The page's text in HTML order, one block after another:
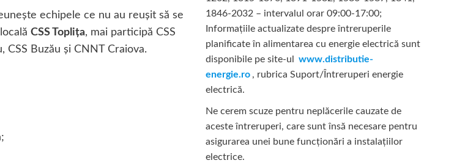
echipele ce nu au reuşit să se
CSS Topliţa, mai participă CSS
CSS Buzău şi CNNT Craiova.
1846-2032 – intervalul orar 09:00-17:00;
Informațiile actualizate despre întreruperile
planificate în alimentarea cu energie electrică sunt
disponibile pe site-ul
www.distributie-
energie.ro , rubrica Suport/Întreruperi energie
electrică.
Ne cerem scuze pentru neplăcerile cauzate de
aceste întreruperi, care sunt însă necesare pentru
asigurarea unei bune funcționări a instalațiilor
electrice.